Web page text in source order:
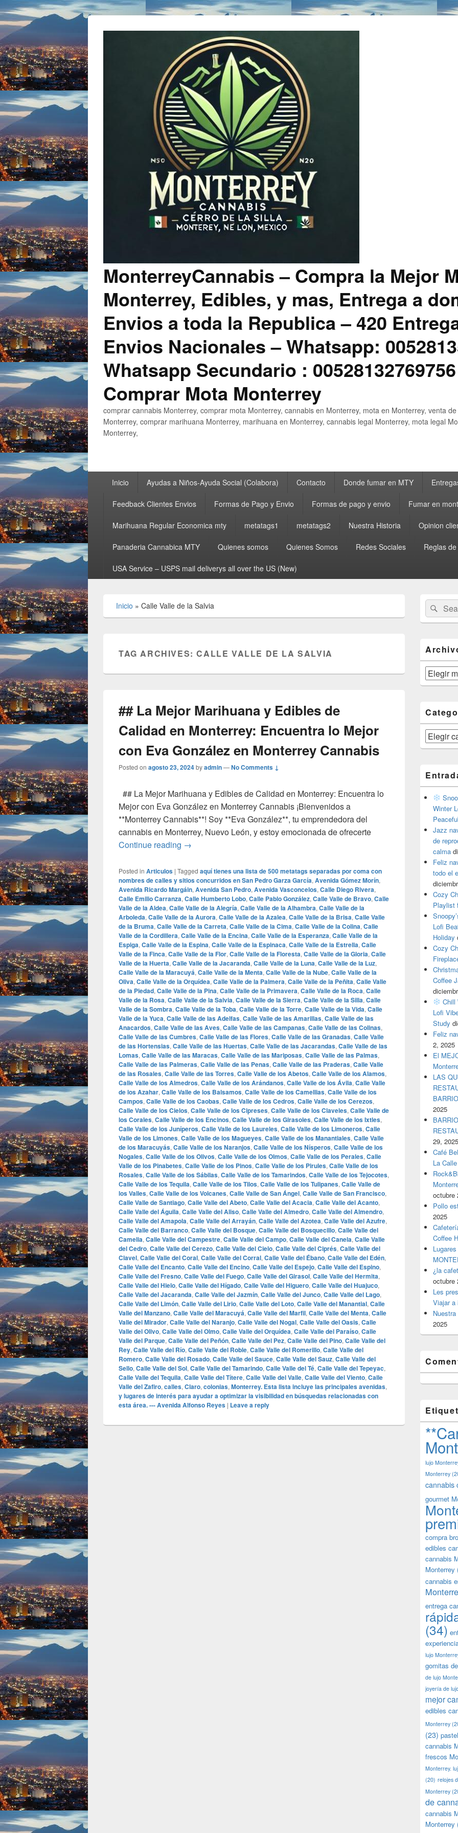
MonterreyCannabis – Compra la Mejor
Monterrey, Edibles, y mas, Entrega a
Envios a toda la Republica – 420
Envios Nacionales – Whatsapp:
Whatsapp Secundario :
Comprar Mota Monterrey
comprar cannabis Monterrey, comprar mota Monterrey, cannabis en Monterrey, mota en Monterrey, venta
Monterrey, comprar marihuana Monterrey, marihuana en Monterrey, cannabis legal Monterrey, mota legal
Monterrey,
Inicio Ayudas a Niños-Ayuda Social (Colabora) Contacto Donde fumar en MTY
Feedback Clientes Envios Formas de Pago y Envio Formas de pago y envio Fumar en
Marihuana Regular Economica mty metatags1 metatags2 Nuestra Historia Opinion
Panaderia Cannabica MTY Quienes somos Quienes Somos Redes Sociales Reglas
USA Service – USPS mail deliverys all over the US (New)
Inicio » Calle Valle de la Salvia
TAG ARCHIVES:CALLE VALLE DE LA SALVIA
## La Mejor Marihuana y Edibles de
Calidad en Monterrey: Encuentra lo Mejor
con Eva González en Monterrey Cannabis
Posted on agosto 23, 2024byadmin—No Comments ↓
## La Mejor Marihuana y Edibles de Calidad en Monterrey: Encuentra lo
Mejor con Eva González en Monterrey Cannabis ¡Bienvenidos a
**Monterrey Cannabis**! Soy **Eva González**, tu emprendedora del
cannabis en Monterrey, Nuevo León, y estoy emocionada de ofrecerte
Continue reading ## La Mejor Marihuana y Edibles de Calidad en Monterrey: Encuentra lo
→
Posted in Articulos | Tagged aquí tienes una lista de 500 metatags separadas por coma con
nombres de calles y sitios concurridos en San Pedro Garza García, Avenida Gómez Morín,
Avenida Ricardo Margáin, Avenida San Pedro, Avenida Vasconcelos, Calle Diego Rivera,
Calle Emilio Carranza, Calle Humberto Lobo, Calle Pablo González, Calle Valle de Bravo, Calle
Valle de la Aldea, Calle Valle de la Alegría, Calle Valle de la Alhambra, Calle Valle de la
Arboleda, Calle Valle de la Aurora, Calle Valle de la Azalea, Calle Valle de la Brisa, Calle Valle
de la Bruma, Calle Valle de la Carreta, Calle Valle de la Cima, Calle Valle de la Colina, Calle
Valle de la Cordillera, Calle Valle de la Encina, Calle Valle de la Esperanza, Calle Valle de la
Espiga, Calle Valle de la Espina, Calle Valle de la Espinaca, Calle Valle de la Estrella, Calle
Valle de la Finca, Calle Valle de la Flor, Calle Valle de la Floresta, Calle Valle de la Gloria, Calle
Valle de la Huerta, Calle Valle de la Jacaranda, Calle Valle de la Luna, Calle Valle de la Luz,
Calle Valle de la Maracuyá, Calle Valle de la Menta, Calle Valle de la Nube, Calle Valle de la
Oliva, Calle Valle de la Orquídea, Calle Valle de la Palmera, Calle Valle de la Peñita, Calle Valle
de la Piedad, Calle Valle de la Pina, Calle Valle de la Primavera, Calle Valle de la Roca, Calle
Valle de la Rosa, Calle Valle de la Salvia, Calle Valle de la Sierra, Calle Valle de la Silla, Calle
Valle de la Sombra, Calle Valle de la Toba, Calle Valle de la Torre, Calle Valle de la Vida, Calle
Valle de la Yuca, Calle Valle de las Adelfas, Calle Valle de las Amarillas, Calle Valle de las
Anacardos, Calle Valle de las Aves, Calle Valle de las Campanas, Calle Valle de las Colinas,
Calle Valle de las Cumbres, Calle Valle de las Flores, Calle Valle de las Granadas, Calle Valle
de las Hortensias, Calle Valle de las Huertas, Calle Valle de las Jacarandas, Calle Valle de las
Lomas, Calle Valle de las Maracas, Calle Valle de las Mariposas, Calle Valle de las Palmas,
Calle Valle de las Palmeras, Calle Valle de las Penas, Calle Valle de las Praderas, Calle Valle
de las Rosales, Calle Valle de las Torres, Calle Valle de los Abetos, Calle Valle de los Alamos,
Calle Valle de los Almedros, Calle Valle de los Arándanos, Calle Valle de los Ávila, Calle Valle
de los Azahar, Calle Valle de los Balsamos, Calle Valle de los Camellias, Calle Valle de los
Campos, Calle Valle de los Caobas, Calle Valle de los Cedros, Calle Valle de los Cerezos,
Calle Valle de los Cielos, Calle Valle de los Cipreses, Calle Valle de los Claveles, Calle Valle de
los Corales, Calle Valle de los Encinos, Calle Valle de los Girasoles, Calle Valle de los Ixtles,
Calle Valle de los Juníperos, Calle Valle de los Laureles, Calle Valle de los Limoneros, Calle
Valle de los Limones, Calle Valle de los Magueyes, Calle Valle de los Manantiales, Calle Valle
de los Maracuyás, Calle Valle de los Naranjos, Calle Valle de los Nísperos, Calle Valle de los
Nogales, Calle Valle de los Olivos, Calle Valle de los Olmos, Calle Valle de los Perales, Calle
Valle de los Pinabetes, Calle Valle de los Pinos, Calle Valle de los Pirules, Calle Valle de los
Rosales, Calle Valle de los Sábilas, Calle Valle de los Tamarindos, Calle Valle de los Tejocotes,
Calle Valle de los Tequila, Calle Valle de los Tilos, Calle Valle de los Tulipanes, Calle Valle de
los Valles, Calle Valle de los Volcanes, Calle Valle de San Ángel, Calle Valle de San Francisco,
Calle Valle de Santiago, Calle Valle del Abeto, Calle Valle del Acacia, Calle Valle del Acanto,
Calle Valle del Águila, Calle Valle del Aliso, Calle Valle del Almedro, Calle Valle del Almendro,
Calle Valle del Amapola, Calle Valle del Arrayán, Calle Valle del Azotea, Calle Valle del Azufre,
Calle Valle del Barranco, Calle Valle del Bosque, Calle Valle del Bosquecillo, Calle Valle del
Camelia, Calle Valle del Campestre, Calle Valle del Campo, Calle Valle del Canela, Calle Valle
del Cedro, Calle Valle del Cerezo, Calle Valle del Cielo, Calle Valle del Ciprés, Calle Valle del
Clavel, Calle Valle del Coral, Calle Valle del Corral, Calle Valle del Ébano, Calle Valle del Edén,
Calle Valle del Encanto, Calle Valle del Encino, Calle Valle del Espejo, Calle Valle del Espino,
Calle Valle del Fresno, Calle Valle del Fuego, Calle Valle del Girasol, Calle Valle del Hermita,
Calle Valle del Hielo, Calle Valle del Hígado, Calle Valle del Higuero, Calle Valle del Huajuco,
Calle Valle del Jacaranda, Calle Valle del Jazmín, Calle Valle del Junco, Calle Valle del Lago,
Calle Valle del Limón, Calle Valle del Lirio, Calle Valle del Loto, Calle Valle del Manantial, Calle
Valle del Manzano, Calle Valle del Maracuyá, Calle Valle del Marfil, Calle Valle del Menta, Calle
Valle del Mirador, Calle Valle del Naranjo, Calle Valle del Nogal, Calle Valle del Oasis, Calle
Valle del Olivo, Calle Valle del Olmo, Calle Valle del Orquídea, Calle Valle del Paraíso, Calle
Valle del Parque, Calle Valle del Peñón, Calle Valle del Pez, Calle Valle del Pino, Calle Valle del
Rey, Calle Valle del Río, Calle Valle del Roble, Calle Valle del Romerillo, Calle Valle del
Romero, Calle Valle del Rosado, Calle Valle del Sauce, Calle Valle del Sauz, Calle Valle del
Sello, Calle Valle del Sol, Calle Valle del Tamarindo, Calle Valle del Té, Calle Valle del Tepeyac,
Calle Valle del Tequila, Calle Valle del Títere, Calle Valle del Valle, Calle Valle del Viento, Calle
Valle del Zafiro, calles, Claro, colonias, Monterrey. Esta lista incluye las principales avenidas,
y lugares de interés para ayudar a optimizar la visibilidad en búsquedas relacionadas con
esta área. --- Avenida Alfonso Reyes | Leave a reply
Primary
Sidebar
Widget
Area
Search
for:
Archivos
Categorías
Winter
Jazz
de
calma
Feliz
todo el
Cozy
Playlist
Lofi
Holiday
Cozy
Coffee
Chill
Lofi
Study
Feliz
2, 2025
El
LAS
2025
29, 2025
Café
La Calle
octubre
Pollo
2025
Coffee
¿la
octubre
Les
Viajar a
2025
lujo
Monterrey
cannabis
gourmet
compra
edibles
cannabis
Monterrey
cannabis
entrega
(34)
lujo
gomitas
de lujo
joyería de
mejor
edibles
Monterrey
(23)
cannabis
frescos
Monterrey.
(20) relojes
Monterrey
de
cannabis
Monterrey